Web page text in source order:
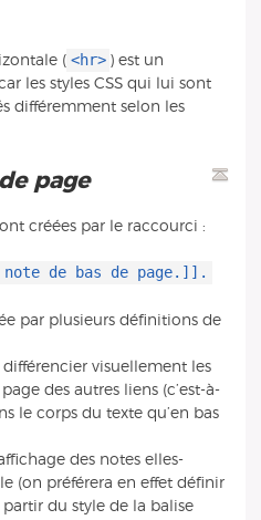
( <hr> ) est un
les styles CSS qui lui sont
différemment selon les
page
créées par le raccourci :
de bas de page.]].
par plusieurs définitions de
visuellement les
des autres liens (c’est-à-
le corps du texte qu’en bas
des notes elles-
(on préférera en effet définir
du style de la balise